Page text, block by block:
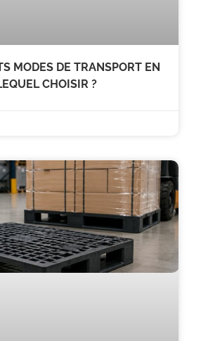
MODES DE TRANSPORT EN
CHOISIR ?